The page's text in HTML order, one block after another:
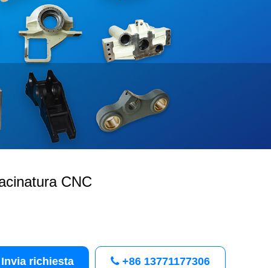
CNC
Invia richiesta +86 13771177306